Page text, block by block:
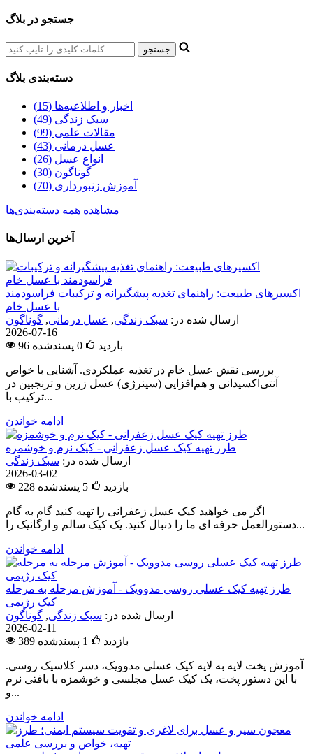
جستجو در بلاگ
دسته‌بندی بلاگ
اخبار و اطلاعیه‌ها (15)
سبک زندگی (49)
مقالات علمی (99)
عسل درمانی (43)
انواع عسل (26)
گوناگون (30)
آموزش زنبورداری (70)
مشاهده همه دسته‌بندی‌ها
آخرین ارسال‌ها
اکسیرهای طبیعت: راهنمای تغذیه پیشگیرانه و ترکیبات فراسودمند
با عسل خام
ارسال شده در: سبک زندگی, عسل درمانی, گوناگون
2026-07-16
96 بازدید
0 پسندشده
بررسی نقش عسل خام در تغذیه عملکردی. آشنایی با خواص
آنتی‌اکسیدانی و هم‌افزایی (سینرژی) عسل زرین و ترنجبین در
ترکیب با...
ادامه خواندن
طرز تهیه کیک عسل زعفرانی - کیک نرم و خوشمزه
ارسال شده در: سبک زندگی
2026-03-02
228 بازدید
5 پسندشده
اگر می خواهید کیک عسل زعفرانی را تهیه کنید گام به گام
دستورالعمل حرفه ای ما را دنبال کنید. یک کیک سالم و ارگانیک را...
ادامه خواندن
طرز تهیه کیک عسلی روسی مدوویک - آموزش مرحله به مرحله
کیک رژیمی
ارسال شده در: سبک زندگی, گوناگون
2026-02-11
389 بازدید
1 پسندشده
آموزش پخت لایه به لایه کیک عسلی مدوویک، دسر کلاسیک روسی.
با این دستور پخت، یک کیک عسل مجلسی و خوشمزه با بافتی نرم
و...
ادامه خواندن